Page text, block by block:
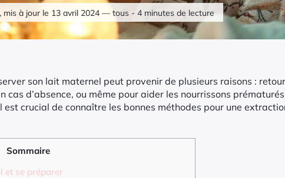
mis à jour le 13 avril 2024 — tous - 4 minutes de lecture
son lait maternel peut provenir de plusieurs raisons :
cas d’absence, ou même pour aider les nourrissons
est crucial de connaître les bonnes méthodes pour une
Sommaire
et se préparer